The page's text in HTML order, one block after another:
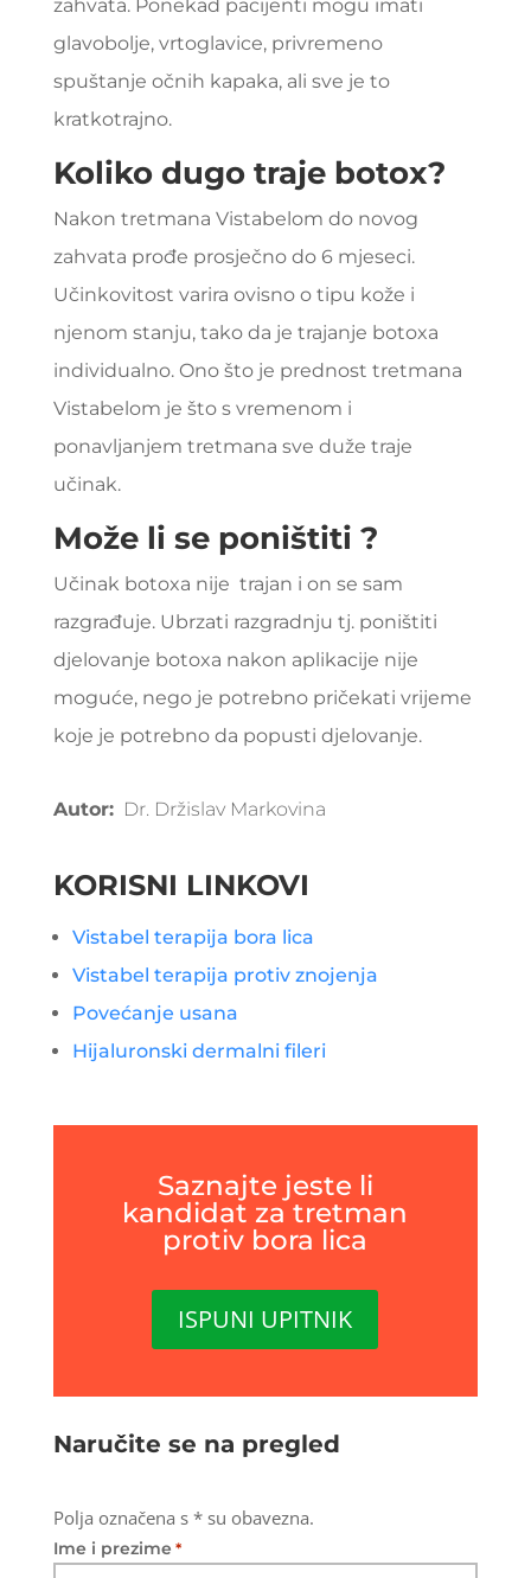
zahvata. Ponekad pacijenti mogu imati
glavobolje, vrtoglavice, privremeno
spuštanje očnih kapaka, ali sve je to
kratkotrajno.
Koliko dugo traje botox?
Nakon tretmana Vistabelom do novog
zahvata prođe prosječno do 6 mjeseci.
Učinkovitost varira ovisno o tipu kože i
njenom stanju, tako da je trajanje botoxa
individualno. Ono što je prednost tretmana
Vistabelom je što s vremenom i
ponavljanjem tretmana sve duže traje
učinak.
Može li se poništiti ?
Učinak botoxa nije trajan i on se sam
razgrađuje. Ubrzati razgradnju tj. poništiti
djelovanje botoxa nakon aplikacije nije
moguće, nego je potrebno pričekati vrijeme
koje je potrebno da popusti djelovanje.
Autor:Dr. Držislav Markovina
KORISNI LINKOVI
Vistabel terapija bora lica
Vistabel terapija protiv znojenja
Povećanje usana
Hijaluronski dermalni fileri
Saznajte jeste li
kandidat za tretman
protiv bora lica
ISPUNI UPITNIK
Naručite se na pregled
Polja označena s * su obavezna.
Ime i prezime *